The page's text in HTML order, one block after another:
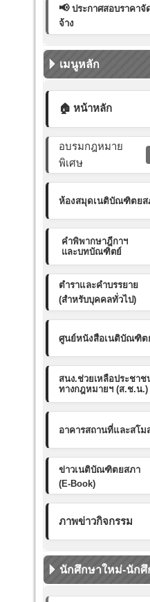
📢 ประกาศสอบราคา
จ้าง
เมนูหลัก
🏠 หน้าหลัก
อบรมกฎหมาย
พิเศษ
ห้องสมุดเนติบัณฑิตยส
คำพิพากษาฎีกาฯ
และบทบัณฑิตย์
ตำราและคำบรรยาย
(สำหรับบุคคลทั่วไป)
ศูนย์หนังสือเนติบัณฑิต
สนง.ช่วยเหลือประชาช
ทางกฎหมายฯ (ส.ช.น.)
อาคารสถานที่และสโม
ข่าวเนติบัณฑิตยสภา
(E-Book)
ภาพข่าวกิจกรรม
นักศึกษาใหม่-นักศึ